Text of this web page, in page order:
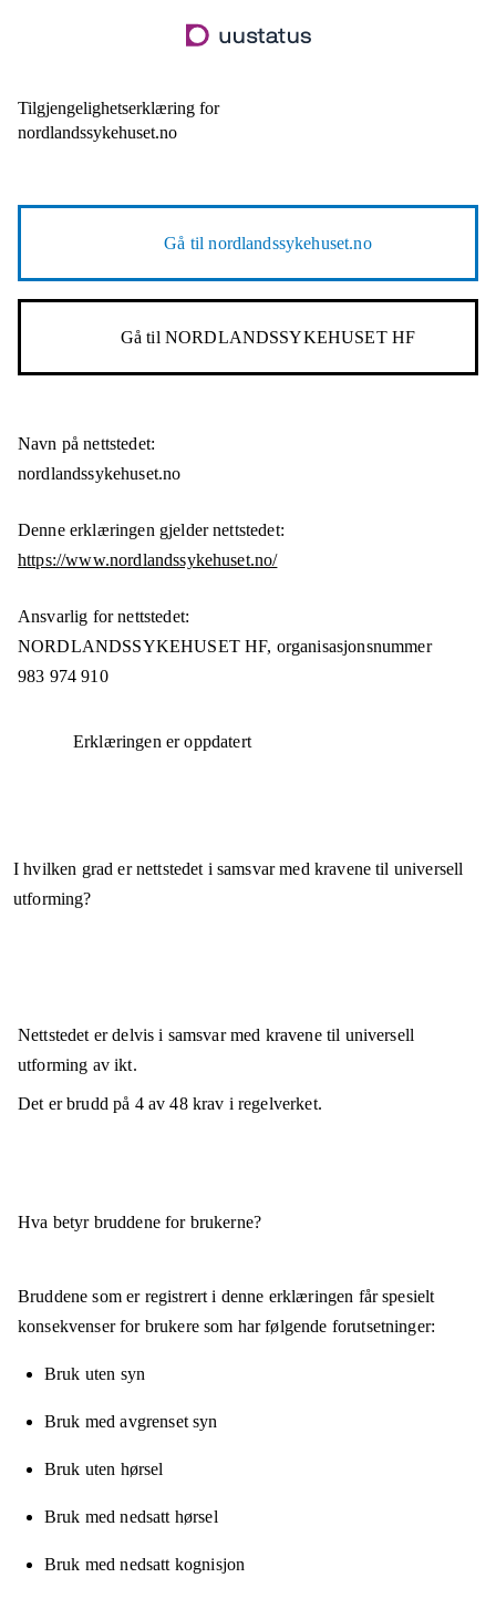
til
Tilgjengelighetserklæring for
nordlandssykehuset.no
Gå tilnordlandssykehuset.no
Gå til NORDLANDSSYKEHUSET HF
Navn på nettstedet:
nordlandssykehuset.no
Denne erklæringen gjelder nettstedet:
https://www.nordlandssykehuset.no/
Ansvarlig for nettstedet:
NORDLANDSSYKEHUSET HF, organisasjonsnummer
983 974 910
Erklæringen er oppdatert
I hvilken grad er nettstedet i samsvar med kravene til universell
utforming?
Nettstedet erdelvis i samsvarmed kravene til universell
utforming av ikt.
Det er brudd på 4av48krav i regelverket.
Hva betyr bruddene for brukerne?
Bruddene som er registrert i denne erklæringen får spesielt
konsekvenser for brukere som har følgende forutsetninger:
Bruk uten syn
Bruk med avgrenset syn
Bruk uten hørsel
Bruk med nedsatt hørsel
Bruk med nedsatt kognisjon